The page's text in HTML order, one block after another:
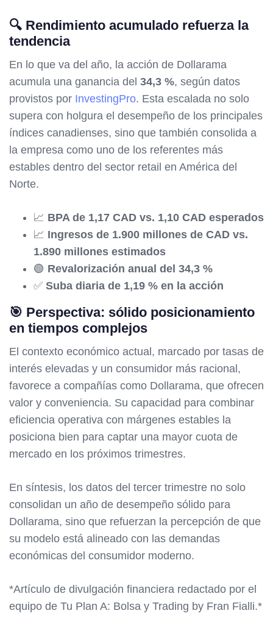
🔍 Rendimiento acumulado refuerza la
tendencia
En lo que va del año, la acción de Dollarama
acumula una ganancia del 34,3 %, según datos
provistos por InvestingPro. Esta escalada no solo
supera con holgura el desempeño de los principales
índices canadienses, sino que también consolida a
la empresa como uno de los referentes más
estables dentro del sector retail en América del
Norte.
📈 BPA de 1,17 CAD vs. 1,10 CAD esperados
📈 Ingresos de 1.900 millones de CAD vs.
1.890 millones estimados
🟢 Revalorización anual del 34,3 %
✅ Suba diaria de 1,19 % en la acción
🎯 Perspectiva: sólido posicionamiento
en tiempos complejos
El contexto económico actual, marcado por tasas de
interés elevadas y un consumidor más racional,
favorece a compañías como Dollarama, que ofrecen
valor y conveniencia. Su capacidad para combinar
eficiencia operativa con márgenes estables la
posiciona bien para captar una mayor cuota de
mercado en los próximos trimestres.
En síntesis, los datos del tercer trimestre no solo
consolidan un año de desempeño sólido para
Dollarama, sino que refuerzan la percepción de que
su modelo está alineado con las demandas
económicas del consumidor moderno.
*Artículo de divulgación financiera redactado por el
equipo de Tu Plan A: Bolsa y Trading by Fran Fialli.*